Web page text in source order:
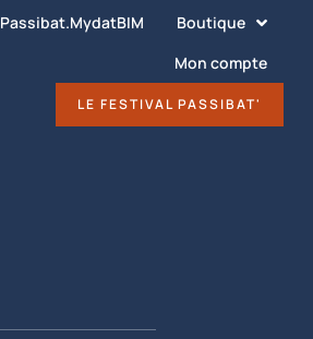
Passibat.MydatBIM
Boutique
Mon compte
LE FESTIVAL PASSIBAT'